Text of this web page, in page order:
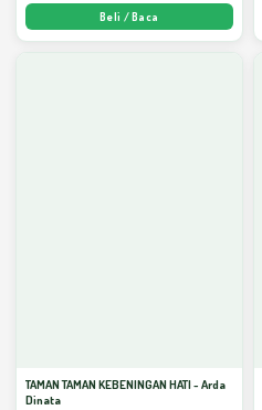
Beli / Baca
TAMAN TAMAN KEBENINGAN HATI - Arda
Dinata